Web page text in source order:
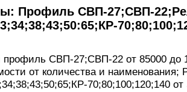
Профиль СВП-27;СВП-
СВП-27;СВП-22 от 85000 до
от количества и наименования;
70;80;100;120;140